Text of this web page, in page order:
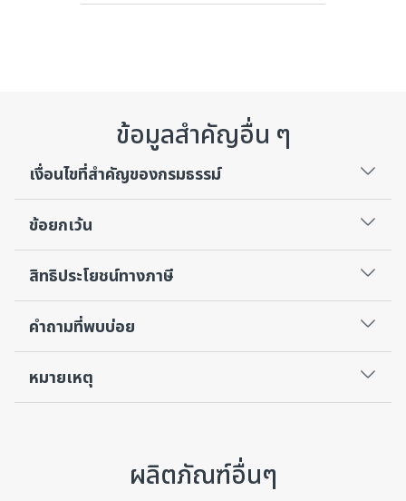
ข้อมูลสำคัญอื่น ๆ
เงื่อนไขที่สำคัญของกรมธรรม์
ข้อยกเว้น
สิทธิประโยชน์ทางภาษี
คำถามที่พบบ่อย
หมายเหตุ
ผลิตภัณฑ์อื่นๆ